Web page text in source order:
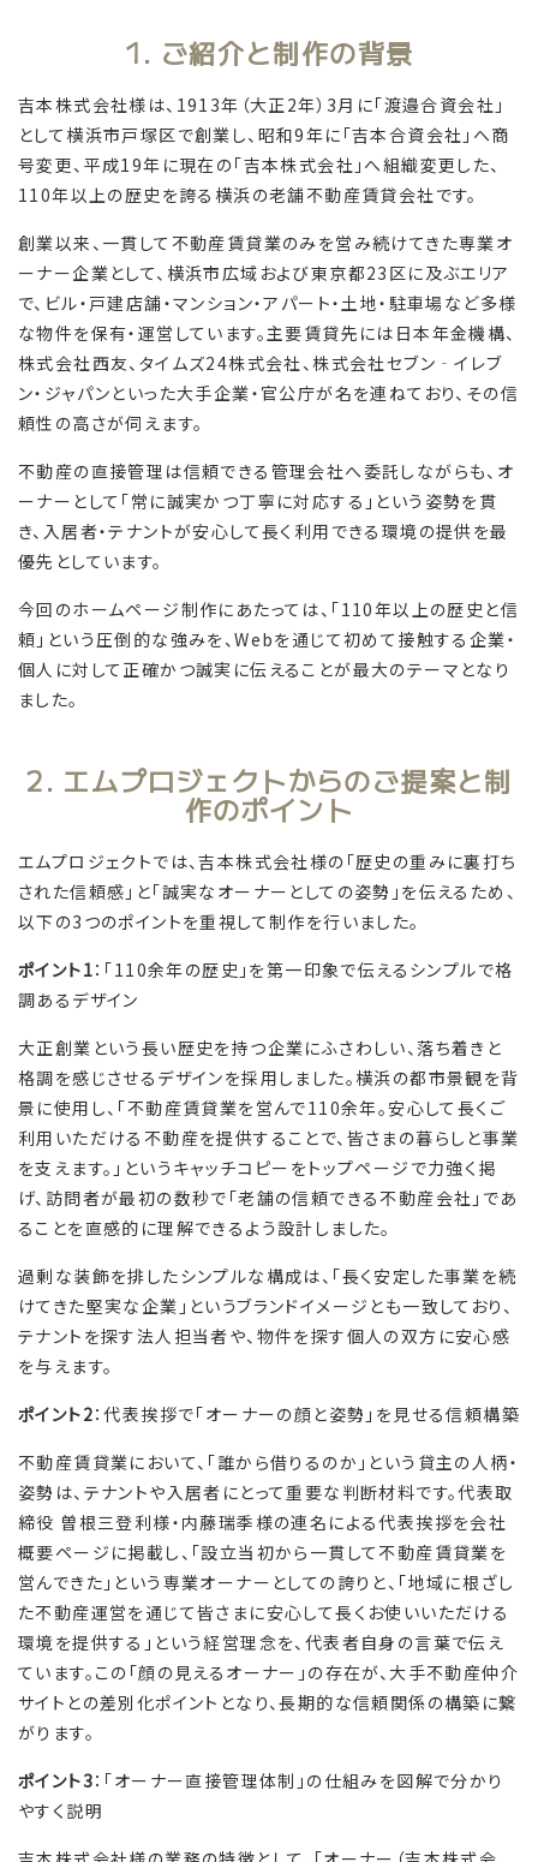
1. ご紹介と制作の背景
吉本株式会社様は、1913年（大正2年）3月に「渡邉合資会社」
として横浜市戸塚区で創業し、昭和9年に「吉本合資会社」へ商
号変更、平成19年に現在の「吉本株式会社」へ組織変更した、
110年以上の歴史を誇る横浜の老舗不動産賃貸会社です。
創業以来、一貫して不動産賃貸業のみを営み続けてきた専業オ
ーナー企業として、横浜市広域および東京都23区に及ぶエリア
で、ビル・戸建店舗・マンション・アパート・土地・駐車場など多様
な物件を保有・運営しています。主要賃貸先には日本年金機構、
株式会社西友、タイムズ24株式会社、株式会社セブン‐イレブ
ン・ジャパンといった大手企業・官公庁が名を連ねており、その信
頼性の高さが伺えます。
不動産の直接管理は信頼できる管理会社へ委託しながらも、オ
ーナーとして「常に誠実かつ丁寧に対応する」という姿勢を貫
き、入居者・テナントが安心して長く利用できる環境の提供を最
優先としています。
今回のホームページ制作にあたっては、「110年以上の歴史と信
頼」という圧倒的な強みを、Webを通じて初めて接触する企業・
個人に対して正確かつ誠実に伝えることが最大のテーマとなり
ました。
2. エムプロジェクトからのご提案と制
作のポイント
エムプロジェクトでは、吉本株式会社様の「歴史の重みに裏打ち
された信頼感」と「誠実なオーナーとしての姿勢」を伝えるため、
以下の3つのポイントを重視して制作を行いました。
ポイント1：「110余年の歴史」を第一印象で伝えるシンプルで格
調あるデザイン
大正創業という長い歴史を持つ企業にふさわしい、落ち着きと
格調を感じさせるデザインを採用しました。横浜の都市景観を背
景に使用し、「不動産賃貸業を営んで110余年。安心して長くご
利用いただける不動産を提供することで、皆さまの暮らしと事業
を支えます。」というキャッチコピーをトップページで力強く掲
げ、訪問者が最初の数秒で「老舗の信頼できる不動産会社」であ
ることを直感的に理解できるよう設計しました。
過剰な装飾を排したシンプルな構成は、「長く安定した事業を続
けてきた堅実な企業」というブランドイメージとも一致しており、
テナントを探す法人担当者や、物件を探す個人の双方に安心感
を与えます。
ポイント2：代表挨拶で「オーナーの顔と姿勢」を見せる信頼構築
不動産賃貸業において、「誰から借りるのか」という貸主の人柄・
姿勢は、テナントや入居者にとって重要な判断材料です。代表取
締役 曽根三登利様・内藤瑞季様の連名による代表挨拶を会社
概要ページに掲載し、「設立当初から一貫して不動産賃貸業を
営んできた」という専業オーナーとしての誇りと、「地域に根ざし
た不動産運営を通じて皆さまに安心して長くお使いいただける
環境を提供する」という経営理念を、代表者自身の言葉で伝え
ています。この「顔の見えるオーナー」の存在が、大手不動産仲介
サイトとの差別化ポイントとなり、長期的な信頼関係の構築に繋
がります。
ポイント3：「オーナー直接管理体制」の仕組みを図解で分かり
やすく説明